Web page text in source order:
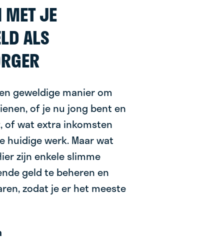
JE
ALS
geweldige manier om
of je nu jong bent en
of wat extra inkomsten
huidige werk. Maar wat
zijn enkele slimme
geld te beheren en
zodat je er het meeste